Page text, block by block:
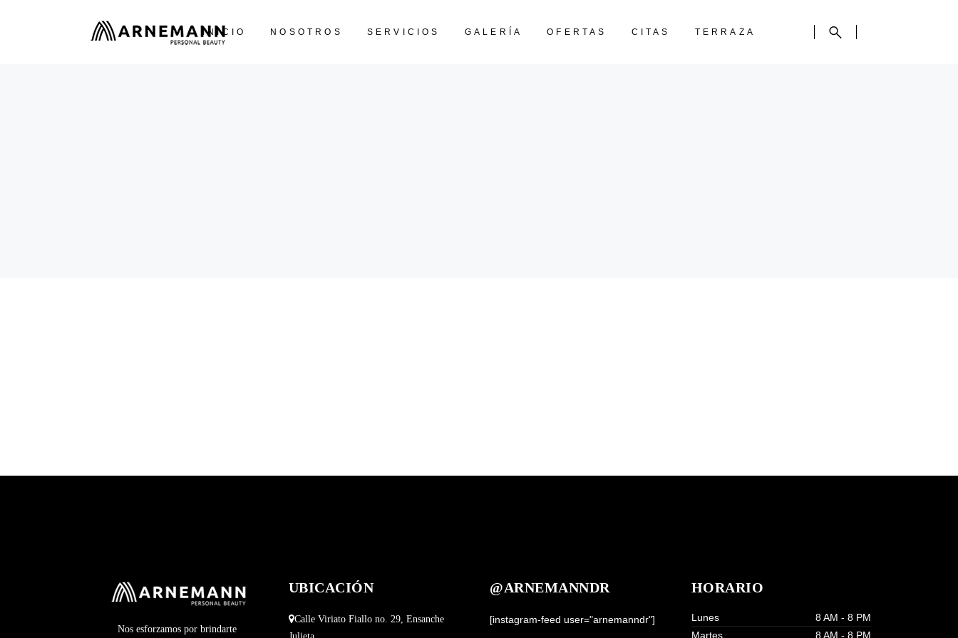
INICIO NOSOTROS SERVICIOS GALERÍA OFERTAS CITAS TERRAZA
Nos esforzamos por brindarte
UBICACIÓN
Calle Viriato Fiallo no. 29, Ensanche
@ARNEMANNDR
[instagram-feed user="arnemanndr"]
HORARIO
Lunes
8 AM - 8 PM
Martes
8 AM - 8 PM